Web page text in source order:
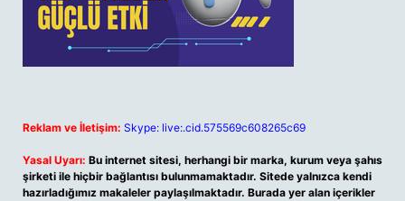
Reklam ve İletişim: Skype: live:.cid.575569c608265c69
Yasal Uyarı: Bu internet sitesi, herhangi bir marka, kurum veya şahıs
şirketi ile hiçbir bağlantısı bulunmamaktadır. Sitede yalnızca kendi
hazırladığımız makaleler paylaşılmaktadır. Burada yer alan içerikler